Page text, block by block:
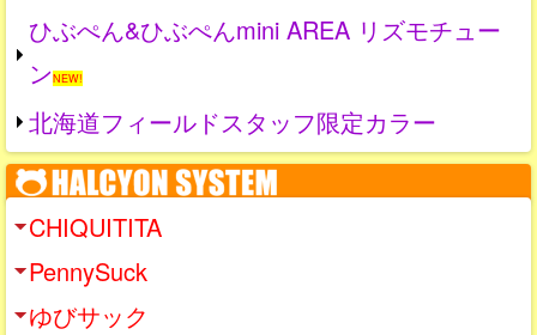
ひぶぺん&ひぶぺんmini AREA リズモチュー
ンNEW!
北海道フィールドスタッフ限定カラー
CHIQUITITA
PennySuck
ゆびサック